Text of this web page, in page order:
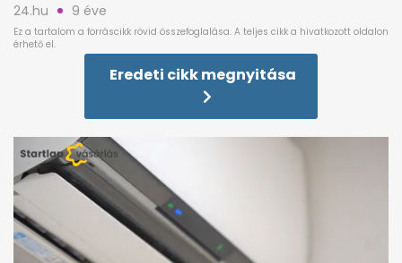
24.hu 9 éve
Eredeti cikk megnyitása